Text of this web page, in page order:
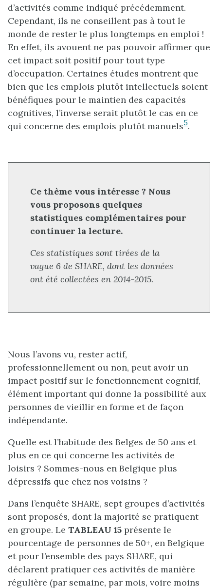
d’activités comme indiqué précédemment.
Cependant, ils ne conseillent pas à tout le
monde de rester le plus longtemps en emploi !
En effet, ils avouent ne pas pouvoir affirmer que
cet impact soit positif pour tout type
d’occupation. Certaines études montrent que
bien que les emplois plutôt intellectuels soient
bénéfiques pour le maintien des capacités
cognitives, l’inverse serait plutôt le cas en ce
qui concerne des emplois plutôt manuels5.
Ce thème vous intéresse ? Nous
vous proposons quelques
statistiques complémentaires pour
continuer la lecture.
Ces statistiques sont tirées de la
vague 6 de SHARE, dont les données
ont été collectées en 2014-2015.
Nous l’avons vu, rester actif,
professionnellement ou non, peut avoir un
impact positif sur le fonctionnement cognitif,
élément important qui donne la possibilité aux
personnes de vieillir en forme et de façon
indépendante.
Quelle est l’habitude des Belges de 50 ans et
plus en ce qui concerne les activités de
loisirs ? Sommes-nous en Belgique plus
dépressifs que chez nos voisins ?
Dans l’enquête SHARE, sept groupes d’activités
sont proposés, dont la majorité se pratiquent
en groupe. Le TABLEAU 15 présente le
pourcentage de personnes de 50+, en Belgique
et pour l’ensemble des pays SHARE, qui
déclarent pratiquer ces activités de manière
régulière (par semaine, par mois, voire moins